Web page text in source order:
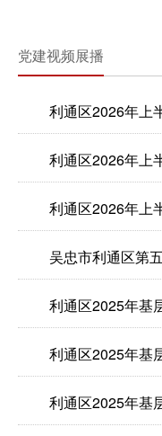
党建视频展播
利通区2026年上
利通区2026年上
利通区2026年上
吴忠市利通区第
利通区2025年基
利通区2025年基
利通区2025年基